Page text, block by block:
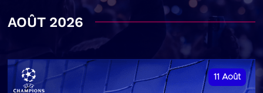
AOÛT 2026
11 Août